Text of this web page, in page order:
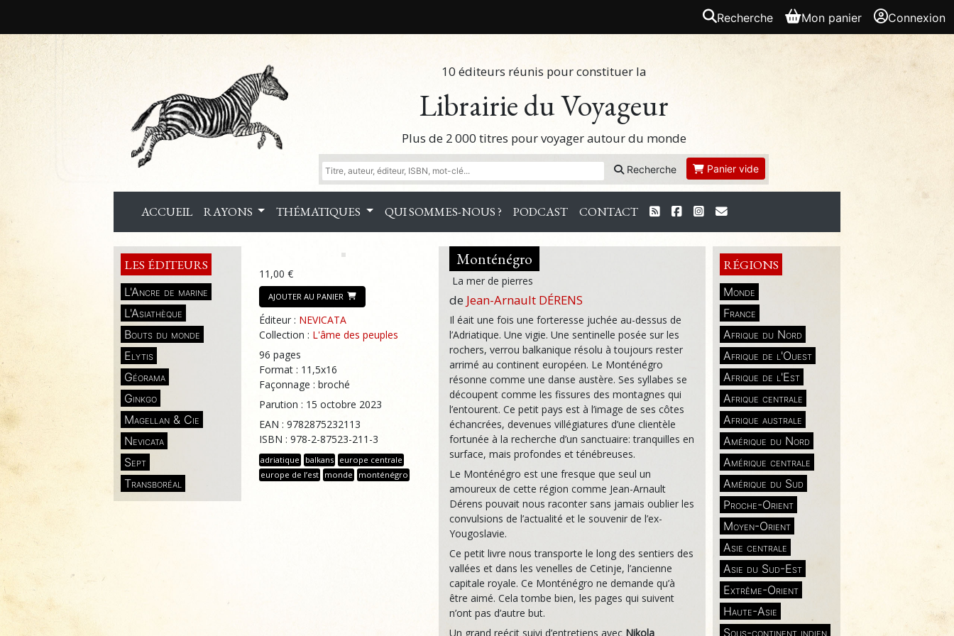
Recherche Mon panier Connexion
10 éditeurs réunis pour constituer la
Librairie du Voyageur
Plus de 2 000 titres pour voyager autour du monde
Recherche Panier vide
ACCUEIL RAYONS THÉMATIQUES QUI SOMMES-NOUS ? PODCAST CONTACT
LES ÉDITEURS
L'Ancre de marine
L'Asiathèque
Bouts du monde
Elytis
Géorama
Ginkgo
Magellan & Cie
Nevicata
Sept
Transboréal
RÉGIONS
Monde
France
Afrique du Nord
Afrique de l'Ouest
Afrique de l'Est
Afrique centrale
Afrique australe
Amérique du Nord
Amérique centrale
Amérique du Sud
Proche-Orient
Moyen-Orient
Asie centrale
Asie du Sud-Est
Extrême-Orient
Haute-Asie
Sous-continent indien
11,00 €
AJOUTER AU PANIER
Éditeur : NEVICATA
Collection : L'âme des peuples
96 pages
Format : 11,5x16
Façonnage : broché
Parution : 15 octobre 2023
EAN : 9782875232113
ISBN : 978-2-87523-211-3
adriatique balkans europe centrale
europe de l’est monde monténégro
Monténégro
La mer de pierres
de Jean-Arnault DÉRENS
Il éait une fois une forteresse juchée au-dessus de
l’Adriatique. Une vigie. Une sentinelle posée sur les
rochers, verrou balkanique résolu à toujours rester
arrimé au continent européen. Le Monténégro
résonne comme une danse austère. Ses syllabes se
découpent comme les fissures des montagnes qui
l’entourent. Ce petit pays est à l’image de ses côtes
échancrées, devenues villégiatures d’une clientèle
fortunée à la recherche d’un sanctuaire: tranquilles en
surface, mais profondes et ténébreuses.
Le Monténégro est une fresque que seul un
amoureux de cette région comme Jean-Arnault
Dérens pouvait nous raconter sans jamais oublier les
convulsions de l’actualité et le souvenir de l’ex-
Yougoslavie.
Ce petit livre nous transporte le long des sentiers des
vallées et dans les venelles de Cetinje, l’ancienne
capitale royale. Ce Monténégro ne demande qu’à
être aimé. Cela tombe bien, les pages qui suivent
n’ont pas d’autre but.
Un grand reécit suivi d’entretiens avec Nikola